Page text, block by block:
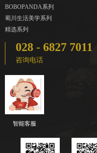
BOBOPANDA系列
蜀川生活美学系列
精选系列
028 - 6827 7011
咨询电话
智能客服